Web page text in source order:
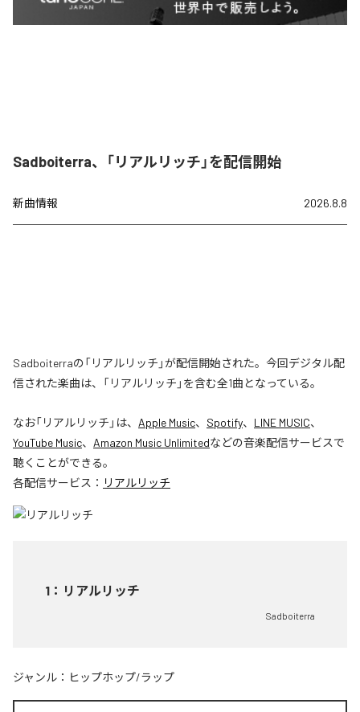
Sadboiterra、「リアルリッチ」を配信開始
新曲情報 2026.8.8
Sadboiterraの「リアルリッチ」が配信開始された。今回デジタル配
信された楽曲は、「リアルリッチ」を含む全1曲となっている。
なお「リアルリッチ 」は、 Apple Music、 Spotify、 LINE MUSIC、
YouTube Music、 Amazon Music Unlimitedなどの音楽配信サービスで
聴くことができる。
各配信サービス： リアルリッチ
1 ： リアルリッチ
Sadboiterra
ジャンル： ヒップホップ/ラップ